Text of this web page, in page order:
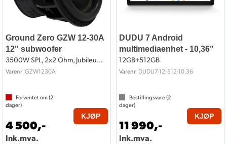
Ground Zero GZW 12-30A
12" subwoofer
3500W SPL, 2x2 Ohm, Jubileumsmodell
Varenr GZW1230A
Forventet om (2
dager)
4 500,-
Ink.mva.
KJØP
DUDU 7 Android
multimediaenhet - 10,36"
12GB+512GB
Varenr DUDU7-12-512-10.36
Bestillingsvare (2
dager)
11 990,-
Ink.mva.
KJØP